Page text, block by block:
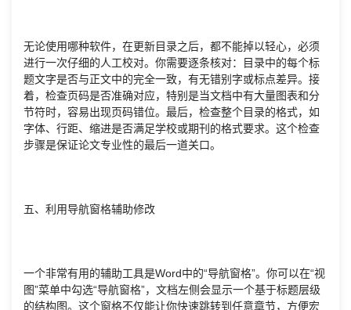
无论使用哪种软件，在更新目录之后，都不能掉以轻心，必须
进行一次仔细的人工校对。你需要逐条核对：目录中的每个标
题文字是否与正文中的完全一致，有无错别字或标点差异。接
着，检查页码是否准确对应，特别是当文档中有大量图表和分
节符时，容易出现页码错位。最后，检查整个目录的格式，如
字体、行距、缩进是否满足学校或期刊的格式要求。这个检查
步骤是保证论文专业性的最后一道关口。
五、利用导航窗格辅助修改
一个非常有用的辅助工具是Word中的“导航窗格”。你可以在“视
图”菜单中勾选“导航窗格”，文档左侧会显示一个基于标题层级
的结构图。这个窗格不仅能让你快速跳转到任意章节，方便宏